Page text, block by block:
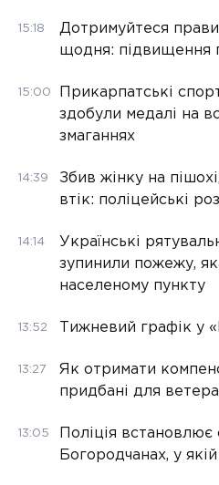
15:18
Дотримуйтеся
щодня: підвищення
15:00
Прикарпатські
здобули медалі на
змаганнях
14:39
Збив жінку на
втік: поліцейські
14:14
Українські
зупинили пожежу,
населеному пункту
13:52 Тижневий графік у
13:27
Як отримати
придбані для
13:05
Поліція
Богородчанах, у